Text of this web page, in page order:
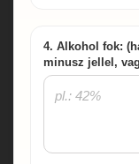
4. Alkohol fok:
minusz jellel,